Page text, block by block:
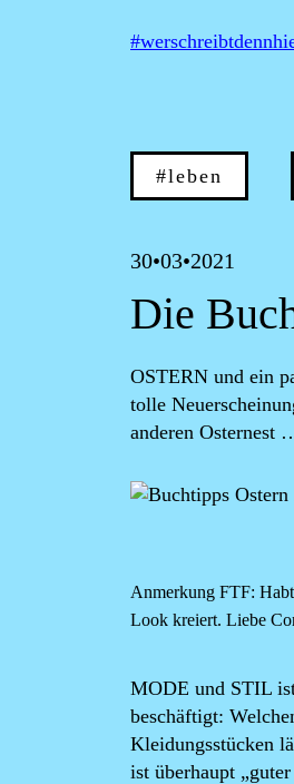
#leben
30•03•2021
Die
OSTERN und ein
tolle
anderen Osternest
Image
Anmerkung FTF:
Look kreiert. Liebe
MODE und STIL
beschäftigt:
Kleidungsstücken
ist überhaupt